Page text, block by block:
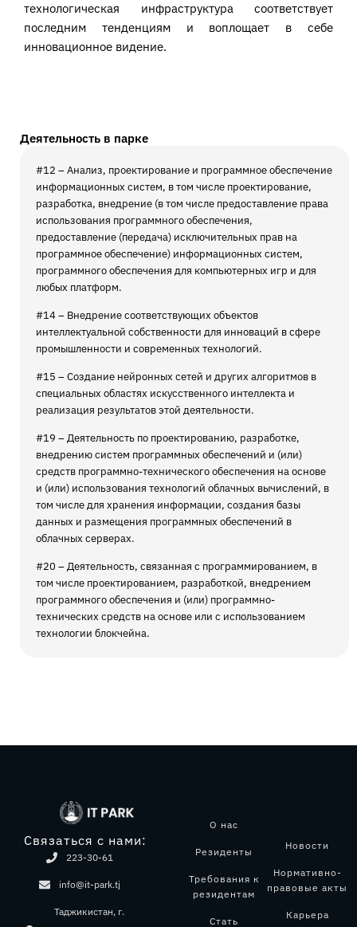
технологическая инфраструктура соответствует
последним тенденциям и воплощает в себе
инновационное видение.
Деятельность в парке
#12 – Анализ, проектирование и программное обеспечение
информационных систем, в том числе проектирование,
разработка, внедрение (в том числе предоставление права
использования программного обеспечения,
предоставление (передача) исключительных прав на
программное обеспечение) информационных систем,
программного обеспечения для компьютерных игр и для
любых платформ.
#14 – Внедрение соответствующих объектов
интеллектуальной собственности для инноваций в сфере
промышленности и современных технологий.
#15 – Создание нейронных сетей и других алгоритмов в
специальных областях искусственного интеллекта и
реализация результатов этой деятельности.
#19 – Деятельность по проектированию, разработке,
внедрению систем программных обеспечений и (или)
средств программно-технического обеспечения на основе
и (или) использования технологий облачных вычислений, в
том числе для хранения информации, создания базы
данных и размещения программных обеспечений в
облачных серверах.
#20 – Деятельность, связанная с программированием, в
том числе проектированием, разработкой, внедрением
программного обеспечения и (или) программно-
технических средств на основе или с использованием
технологии блокчейна.
Связаться с нами:
223-30-61
info@it-park.tj
Таджикистан, г.
О нас
Резиденты
Требования к
резидентам
Стать
Новости
Нормативно-
правовые акты
Карьера